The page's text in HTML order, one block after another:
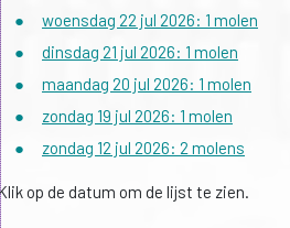
●
woensdag 22 jul 2026: 1 molen
●
dinsdag 21 jul 2026: 1 molen
●
maandag 20 jul 2026: 1 molen
●
zondag 19 jul 2026: 1 molen
●
zondag 12 jul 2026: 2 molens
op de datum om de lijst te zien.